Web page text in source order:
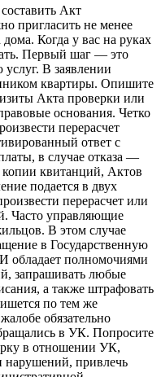
Акт
пригласить не менее
дома. Когда у вас на руках
Первый шаг — это
услуг. В заявлении
квартиры. Опишите
Акта проверки или
основания. Четко
перерасчет
ответ с
в случае отказа —
квитанций, Актов
подается в двух
перерасчет или
Часто управляющие
В этом случае
в Государственную
полномочиями
запрашивать любые
а также штрафовать
по тем же
обязательно
в УК. Попросите
в отношении УК,
нарушений, привлечь